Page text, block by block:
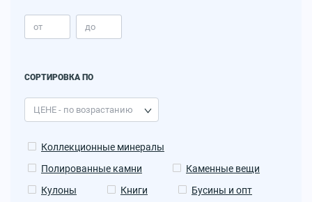
СОРТИРОВКА ПО
Коллекционные минералы
Полированные камни
Каменные вещи
Кулоны
Книги Бусины и опт